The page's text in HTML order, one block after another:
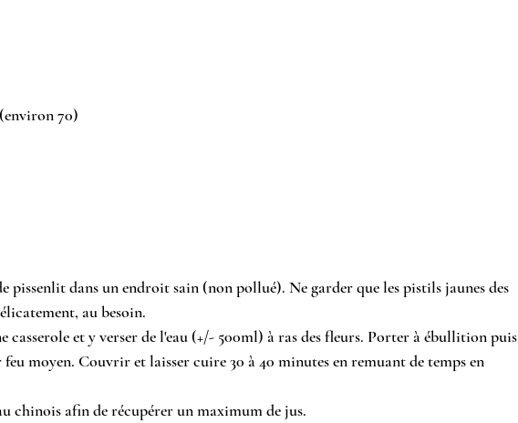
70)
pissenlit dans un endroit sain (non pollué). Ne garder que les pistils jaunes des
au besoin.
casserole et y verser de l'eau (+/- 500ml) à ras des fleurs. Porter à ébullition puis
moyen. Couvrir et laisser cuire 30 à 40 minutes en remuant de temps en
chinois afin de récupérer un maximum de jus.